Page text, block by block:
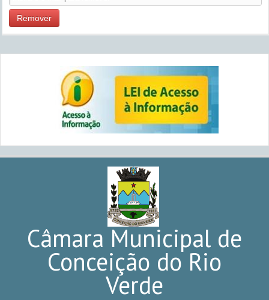
Remover
Câmara Municipal de
Conceição do Rio
Verde